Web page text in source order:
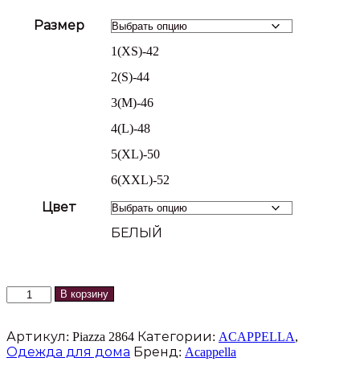
Размер
1(XS)-42
2(S)-44
3(M)-46
4(L)-48
5(XL)-50
6(XXL)-52
Цвет
БЕЛЫЙ
Количество
джоггер
2864
В корзину
Артикул: Piazza 2864 Категории: ACAPPELLA,
Одежда для дома Бренд: Acappella